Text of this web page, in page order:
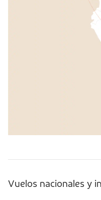
Vuelos nacionales y